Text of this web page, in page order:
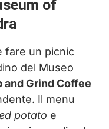
of
fare un picnic
del Museo
and Grind Coffee
Il menu
potato e